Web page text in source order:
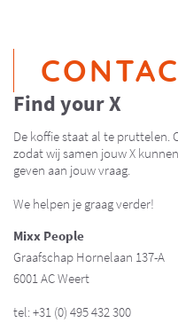
Find your X
De koffie staat al te pruttelen.
zodat wij samen jouw X
geven aan jouw vraag.
We helpen je graag verder!
Mixx People
Graafschap Hornelaan 137-A
6001 AC Weert
tel: +31 (0) 495 432 300